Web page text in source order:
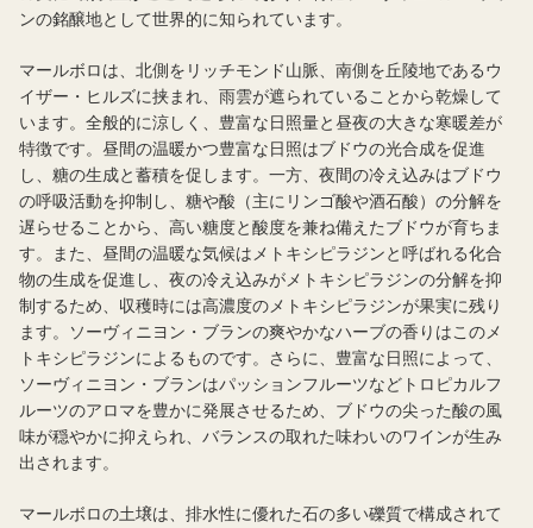
ンの銘醸地として世界的に知られています。
マールボロは、北側をリッチモンド山脈、南側を丘陵地であるウ
イザー・ヒルズに挟まれ、雨雲が遮られていることから乾燥して
います。全般的に涼しく、豊富な日照量と昼夜の大きな寒暖差が
特徴です。昼間の温暖かつ豊富な日照はブドウの光合成を促進
し、糖の生成と蓄積を促します。一方、夜間の冷え込みはブドウ
の呼吸活動を抑制し、糖や酸（主にリンゴ酸や酒石酸）の分解を
遅らせることから、高い糖度と酸度を兼ね備えたブドウが育ちま
す。また、昼間の温暖な気候はメトキシピラジンと呼ばれる化合
物の生成を促進し、夜の冷え込みがメトキシピラジンの分解を抑
制するため、収穫時には高濃度のメトキシピラジンが果実に残り
ます。ソーヴィニヨン・ブランの爽やかなハーブの香りはこのメ
トキシピラジンによるものです。さらに、豊富な日照によって、
ソーヴィニヨン・ブランはパッションフルーツなどトロピカルフ
ルーツのアロマを豊かに発展させるため、ブドウの尖った酸の風
味が穏やかに抑えられ、バランスの取れた味わいのワインが生み
出されます。
マールボロの土壌は、排水性に優れた石の多い礫質で構成されて